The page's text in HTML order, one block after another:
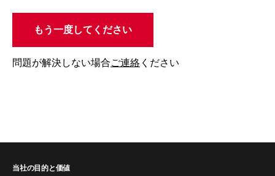
もう一度してください
問題が解決しない場合ご連絡 ください
当社の目的と価値